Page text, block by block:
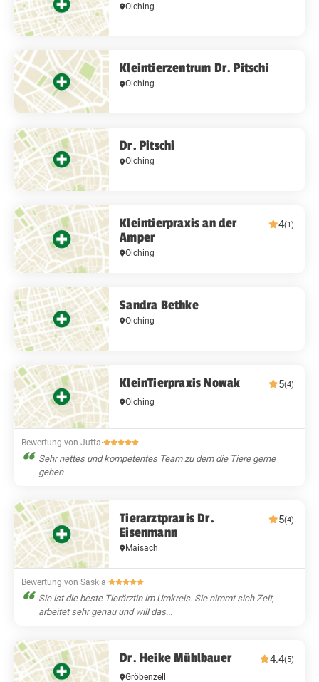
Olching
Kleintierzentrum Dr. Pitschi
Olching
Dr. Pitschi
Olching
Kleintierpraxis an der
Amper
4(1)
Olching
Sandra Bethke
Olching
KleinTierpraxis Nowak 5(4)
Olching
Bewertung von Jutta·
Sehr nettes und kompetentes Team zu dem die Tiere gerne
gehen
Tierarztpraxis Dr.
Eisenmann
5(4)
Maisach
Bewertung von Saskia·
Sie ist die beste Tierärztin im Umkreis. Sie nimmt sich Zeit,
arbeitet sehr genau und will das...
Dr. Heike Mühlbauer 4.4(5)
Gröbenzell